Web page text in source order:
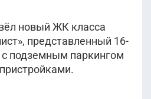
новый ЖК класса
представленный 16-
подземным паркингом